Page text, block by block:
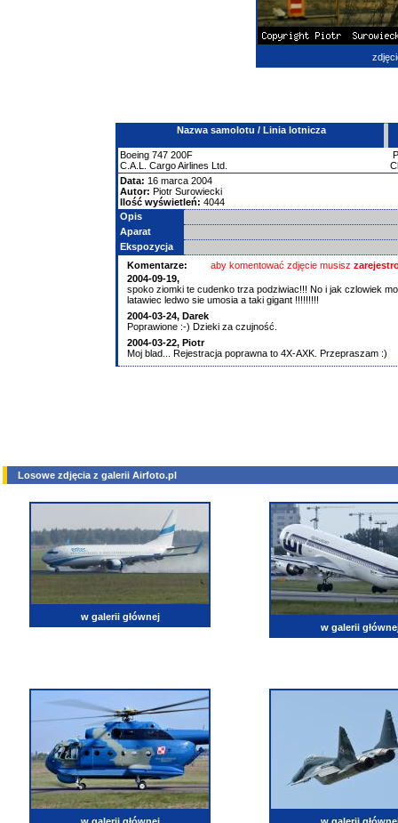
Nazwa samolotu / Linia lotnicza
Boeing 747 200F
C.A.L. Cargo Airlines Ltd.
Data: 16 marca 2004
Autor: Piotr Surowiecki
Ilość wyświetleń: 4044
Opis
Aparat
Ekspozycja
Komentarze:
aby komentować zdjęcie musisz
2004-09-19,
spoko ziomki te cudenko trza podziwiac!!! No i jak czlowiek
latawiec ledwo sie umosia a taki gigant !!!!!!!!!
2004-03-24, Darek
Poprawione :-) Dzieki za czujność.
2004-03-22, Piotr
Moj blad... Rejestracja poprawna to 4X-AXK. Przepraszam :)
Losowe zdjęcia z galerii Airfoto.pl
w galerii głównej
w galerii